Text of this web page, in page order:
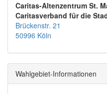
Caritas-Altenzentrum St.
Caritasverband für die
Brückenstr. 21
50996 Köln
Wahlgebiet-Informationen